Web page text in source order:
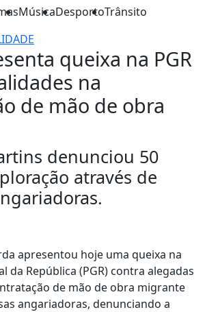
MúsicaDesportoTrânsito
queixa na PGR
na
de mão de obra
denunciou 50
através de
apresentou hoje uma queixa na
da República (PGR) contra alegadas
de mão de obra migrante
angariadoras, denunciando a